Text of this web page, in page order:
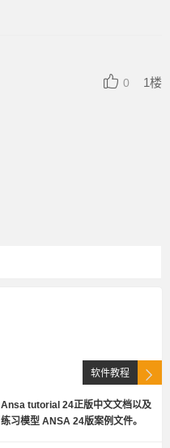
0 1楼
软件教程
Ansa tutorial 24正版中文文档以及
练习模型 ANSA 24版案例文件。